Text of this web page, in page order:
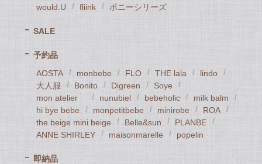
would.U
fliink ポニーシリーズ
SALE
予約品
AOSTA
monbebe FLO THE lala
lindo
大人服
Bonito Digreen
Soye
mon atelier
nunubiel bebeholic
milk balm
hi bye bebe
monpetitbebe minirobe
ROA
the beige mini beige
Belle&sun
PLANBE
ANNE SHIRLEY
maisonmarelle popelin
即納品